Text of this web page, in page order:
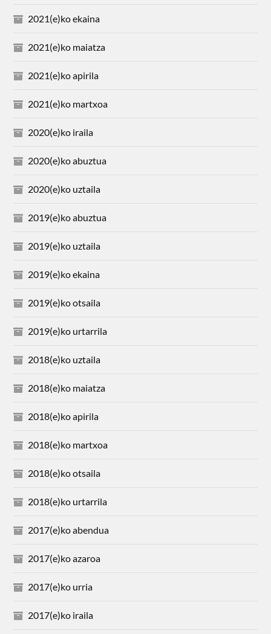
2021(e)ko ekaina
2021(e)ko maiatza
2021(e)ko apirila
2021(e)ko martxoa
2020(e)ko iraila
2020(e)ko abuztua
2020(e)ko uztaila
2019(e)ko abuztua
2019(e)ko uztaila
2019(e)ko ekaina
2019(e)ko otsaila
2019(e)ko urtarrila
2018(e)ko uztaila
2018(e)ko maiatza
2018(e)ko apirila
2018(e)ko martxoa
2018(e)ko otsaila
2018(e)ko urtarrila
2017(e)ko abendua
2017(e)ko azaroa
2017(e)ko urria
2017(e)ko iraila